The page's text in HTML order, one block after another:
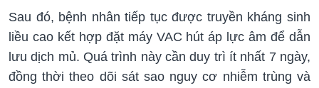
Sau đó, bệnh nhân tiếp tục được truyền kháng sinh
liều cao kết hợp đặt máy VAC hút áp lực âm để dẫn
lưu dịch mủ. Quá trình này cần duy trì ít nhất 7 ngày,
đồng thời theo dõi sát sao nguy cơ nhiễm trùng và